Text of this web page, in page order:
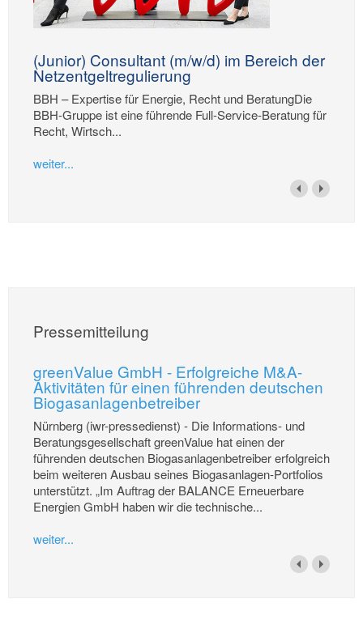
(Junior) Consultant (m/w/d) im Bereich der
Netzentgeltregulierung
BBH – Expertise für Energie, Recht und BeratungDie
BBH-Gruppe ist eine führende Full-Service-Beratung für
Recht, Wirtsch...
weiter...
Pressemitteilung
greenValue GmbH - Erfolgreiche M&A-
Aktivitäten für einen führenden deutschen
Biogasanlagenbetreiber
Nürnberg (iwr-pressedienst) - Die Informations- und
Beratungsgesellschaft greenValue hat einen der
führenden deutschen Biogasanlagenbetreiber erfolgreich
beim weiteren Ausbau seines Biogasanlagen-Portfolios
unterstützt. „Im Auftrag der BALANCE Erneuerbare
Energien GmbH haben wir die technische...
weiter...